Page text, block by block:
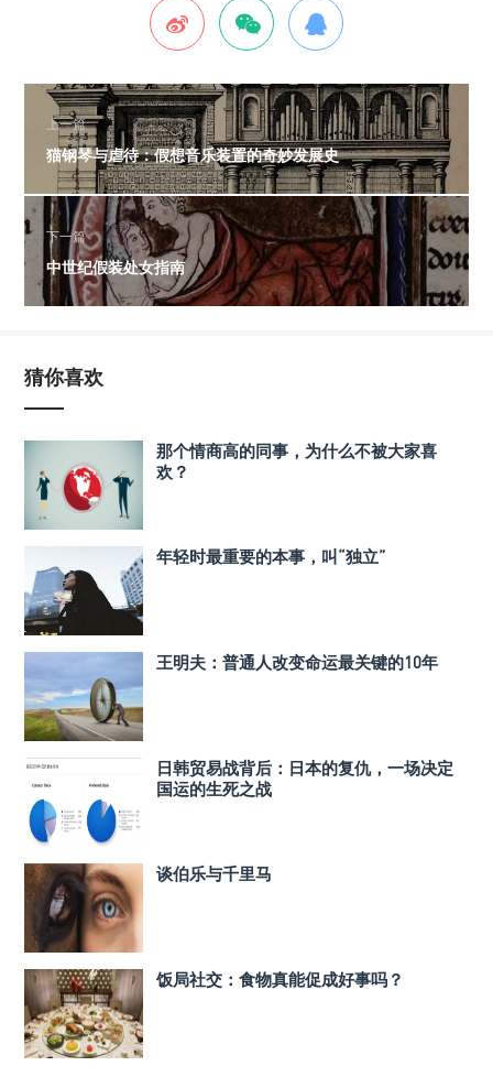
上一篇
猫钢琴与虐待：假想音乐装置的奇妙发展史
下一篇
中世纪假装处女指南
猜你喜欢
那个情商高的同事，为什么不被大家喜
欢？
年轻时最重要的本事，叫“独立”
王明夫：普通人改变命运最关键的10年
日韩贸易战背后：日本的复仇，一场决定
国运的生死之战
谈伯乐与千里马
饭局社交：食物真能促成好事吗？